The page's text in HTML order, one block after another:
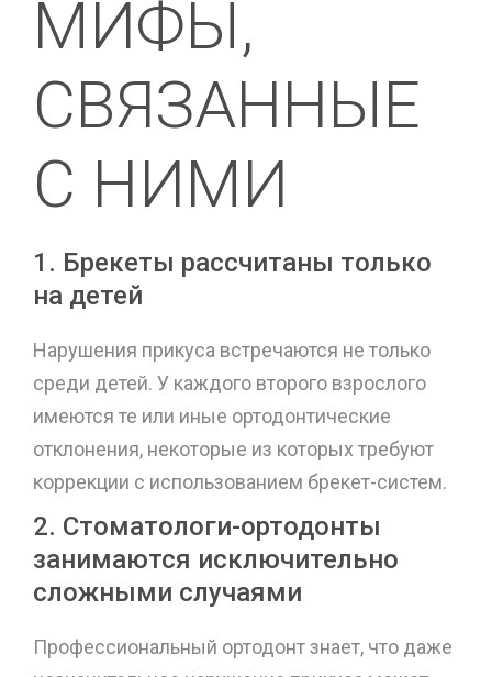
МИФЫ,
СВЯЗАННЫЕ
С НИМИ
1. Брекеты рассчитаны только
на детей
Нарушения прикуса встречаются не только
среди детей. У каждого второго взрослого
имеются те или иные ортодонтические
отклонения, некоторые из которых требуют
коррекции с использованием брекет-систем.
2. Стоматологи-ортодонты
занимаются исключительно
сложными случаями
Профессиональный ортодонт знает, что даже